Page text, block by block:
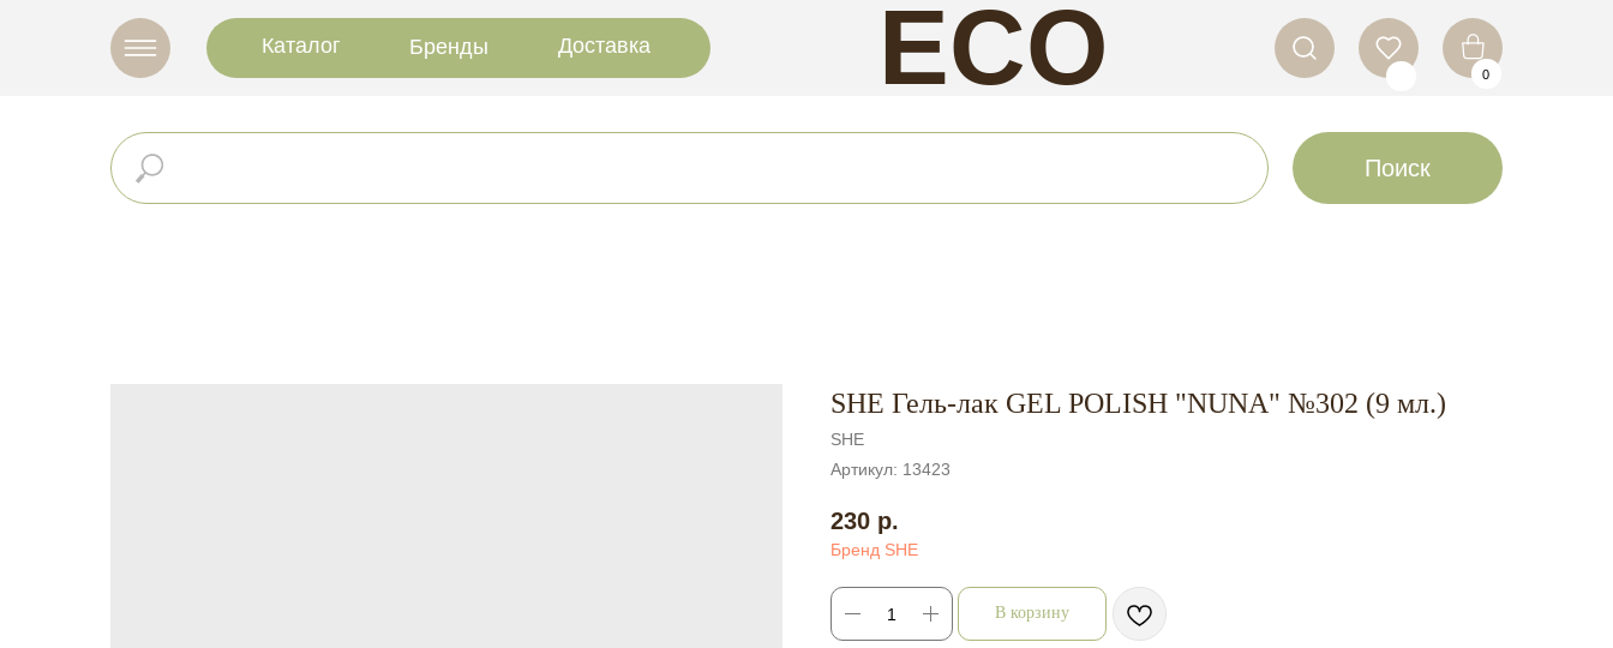
0
ECO
NAILS
Доставка
Каталог Бренды
Поиск
SHE Гель-лак GEL POLISH "NUNA" №302 (9 мл.)
SHE
Артикул: 13423
230 р.
Бренд SHE
В корзину